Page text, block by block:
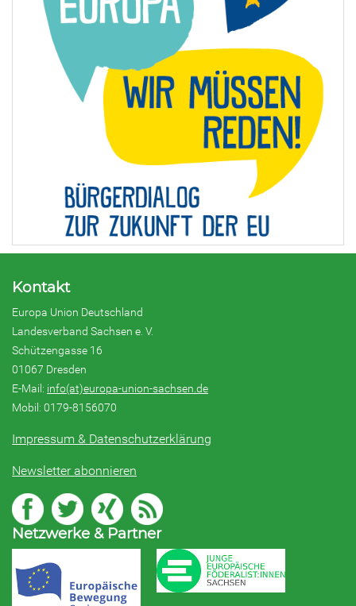
Kontakt
Europa Union Deutschland
Landesverband Sachsen e. V.
Schützengasse 16
01067 Dresden
E-Mail: info(at)europa-union-sachsen.de
Mobil: 0179-8156070
Impressum & Datenschutzerklärung
Newsletter abonnieren
Netzwerke & Partner